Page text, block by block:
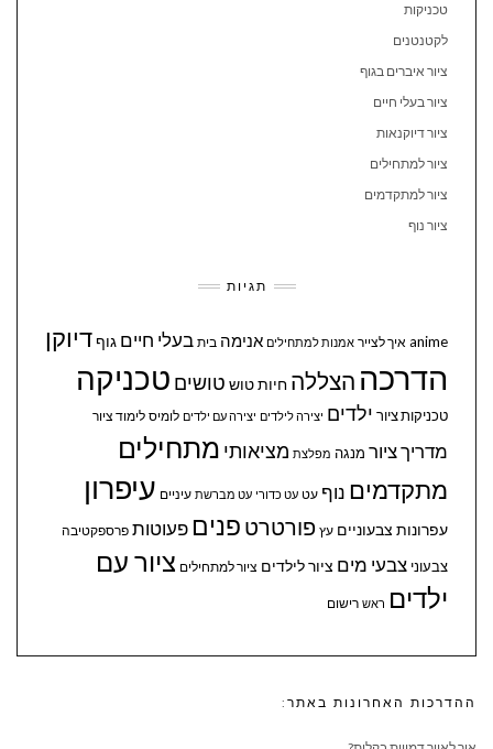
טכניקות
לקטנטנים
ציור איברים בגוף
ציור בעלי חיים
ציור דיוקנאות
ציור למתחילים
ציור למתקדמים
ציור נוף
תגיות
anime איך לצייר אמנות למתחילים אנימה בית בעלי חיים גוףדיוקן
הדרכה הצללה חיותטוש טושים טכניקה
טכניקות ציור ילדים יצירה לילדים יצירה עם ילדים לומיס לימוד ציור
מדריך ציור מנגה מפלצת מציאותי מתחילים
מתקדמים נוף עט עט כדורי עט מברשת עיניים עיפרון
עפרונות צבעוניים עץ פורטרט פנים פעוטות פרספקטיבה
צבעוני צבעי מים ציור לילדים ציור למתחילים ציור עם
ילדים ראש רישום
ההדרכות האחרונות באתר: